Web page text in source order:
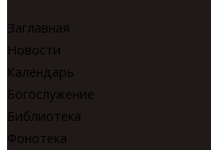
Заглавная
Новости
Календарь
Богослужение
Библиотека
Фонотека